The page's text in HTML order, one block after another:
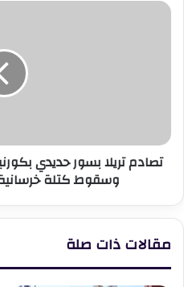
تصادم
وسقوط
كتلة
تصادم تريلا بسور حديدي
وسقوط كتلة
مقالات ذات صلة